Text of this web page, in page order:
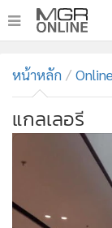
ทันเหตุการณ์
• ภาคใต้
• ภูมิภาค
Online Section
• ผู้จัดการรายวัน
หน้าหลัก
แกลเลอรี